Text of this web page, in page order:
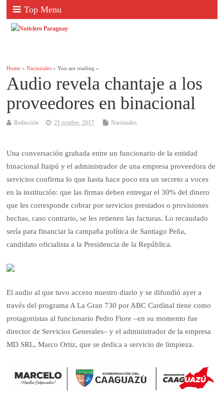
Top Menu
Home »Nacionales » You are reading »
Audio revela chantaje a los
proveedores en binacional
Redacción 21 octubre, 2017 Nacionales
Una conversación grabada entre un funcionario de la entidad
binacional Itaipú y el administrador de una empresa proveedora de
servicios confirma lo que hasta hace poco era un secreto a voces
en la institución: que las firmas deben entregar el 30% del dinero
que les corresponde cobrar por servicios prestados o provisiones
hechas, caso contrario, se les retienen las facturas. Lo recaudado
sería para financiar la campaña política de Santiago Peña,
candidato oficialista a la Presidencia de la República.
El audio al que tuvo acceso nuestro diario y se difundió ayer a
través del programa A La Gran 730 por ABC Cardinal tiene como
protagonistas al funcionario Pedro Fiore –en su momento fue
director de Servicios Generales– y el administrador de la empresa
MD SRL, Marco Ortiz, que se dedica a servicio de limpieza.